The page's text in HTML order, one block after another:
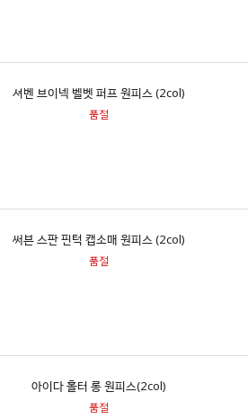
셔벤 브이넥 벨벳 퍼프 원피스 (2col)
품절
써븐 스판 핀턱 캡소매 원피스 (2col)
품절
아이다 홀터 롱 원피스(2col)
품절